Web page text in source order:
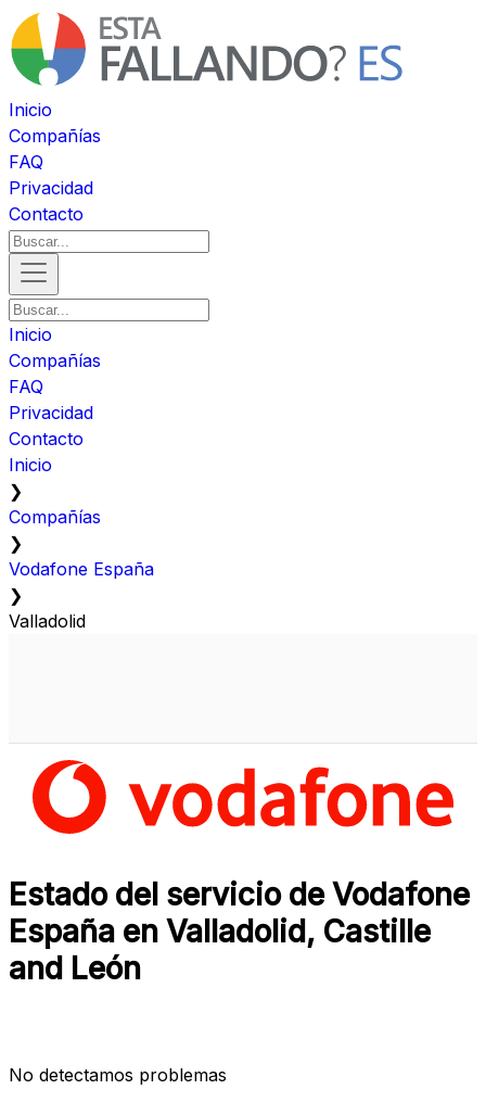
Inicio
Compañías
FAQ
Privacidad
Contacto
Inicio
Compañías
FAQ
Privacidad
Contacto
Inicio
❯
Compañías
❯
Vodafone España
❯
Valladolid
Estado del servicio de Vodafone
España en Valladolid, Castille
and León
No detectamos problemas